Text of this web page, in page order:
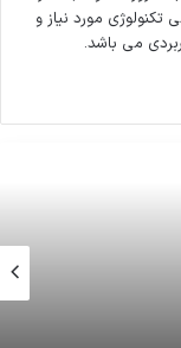
مورد نیاز و
می باشد.